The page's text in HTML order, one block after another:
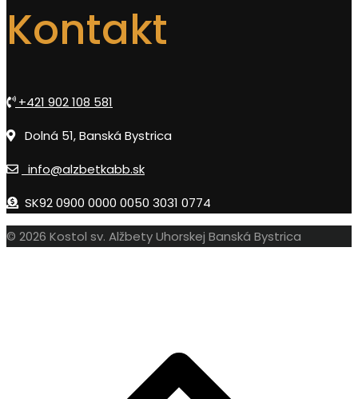
Kontakt
+421 902 108 581
Dolná 51, Banská Bystrica
info@alzbetkabb.sk
SK92 0900 0000 0050 3031 0774
© 2026 Kostol sv. Alžbety Uhorskej Banská Bystrica